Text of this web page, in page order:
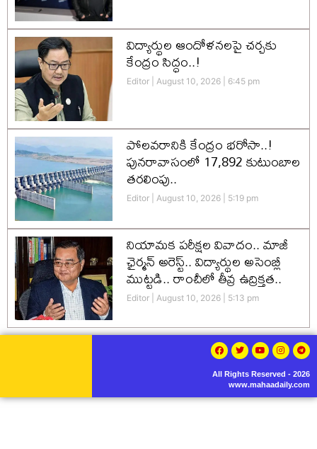
విద్యార్థుల ఆందోళనలపై చర్చకు
కేంద్రం సిద్ధం..!
Editor August 10, 2026 6:45 pm
పోలవరానికి కేంద్రం భరోసా..!
పునరావాసంలో 17,892 కుటుంబాల
తరలింపు..
Editor August 10, 2026 5:19 pm
నియామక పరీక్షల వివాదం.. మాజీ
ఛైర్మన్ అరెస్ట్.. విద్యార్థుల అసెంబ్లీ
ముట్టడి.. రాంచీలో తీవ్ర ఉద్రిక్తత..
Editor August 10, 2026 5:13 pm
All Rights Reserved - 2026
www.mahaadaily.com